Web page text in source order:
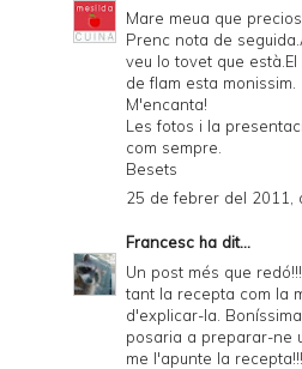
Mare meua que
Prenc nota de
veu lo tovet que
de flam esta monissim.
M'encanta!
Les fotos i la
com sempre.
Besets
25 de febrer del 2011,
Francesc ha dit...
Un post més que
tant la recepta com la
d'explicar-la.
posaria a preparar-ne
me l'apunte la